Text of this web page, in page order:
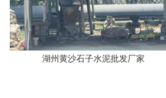
湖州黄沙石子水泥批发厂家